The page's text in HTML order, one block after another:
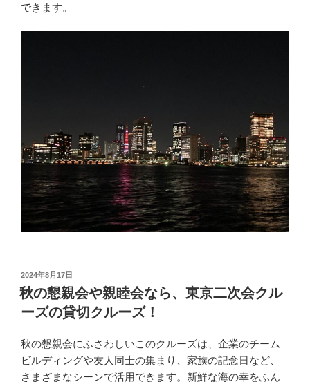
できます。
投
稿
日:
2024年8月17日
秋の懇親会や親睦会なら、東京二次会クル
ーズの貸切クルーズ！
秋の懇親会にふさわしいこのクルーズは、企業のチーム
ビルディングや友人同士の集まり、家族の記念日など、
さまざまなシーンで活用できます。新鮮な海の幸をふん